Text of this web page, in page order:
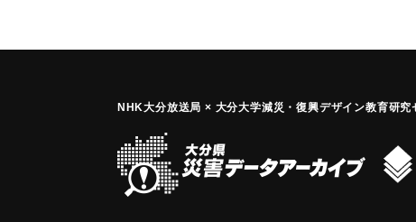
NHK大分放送局 × 大分大学減災 ・復興デザイン教育研